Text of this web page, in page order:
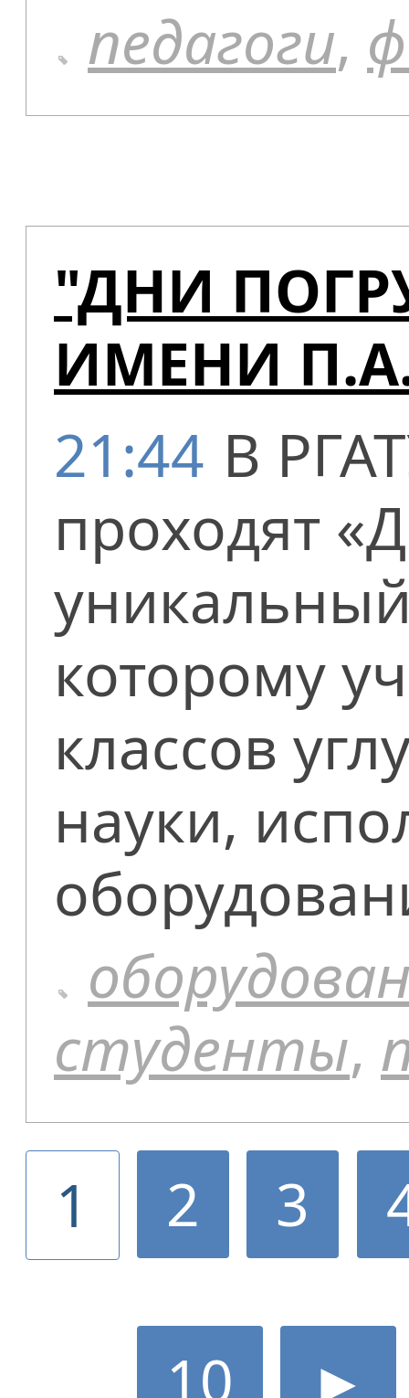
педагоги,
"ДНИ
ИМЕНИ
21:44 В
проходят
которому
классов
науки,
студенты,
1
2 3
10 ►